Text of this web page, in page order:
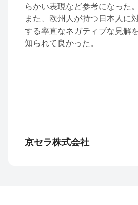
表現など参考になった。
欧州人が持つ日本人に対
直なネガティブな見解を
て良かった。
株式会社